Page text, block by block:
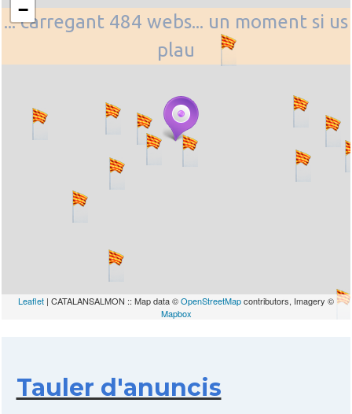
... carregant 484 webs... un moment si us
plau
−
Leaflet | CATALANSALMON :: Map data ©OpenStreetMapcontributors, Imagery ©
Mapbox
Tauler d'anuncis